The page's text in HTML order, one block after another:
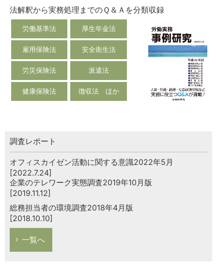
法解釈から実務処理までのＱ＆Ａを分類収録
労働基準法 厚生年金法
雇用保険法 安全衛生法
労災保険法 派遣法
健康保険法 徴収法 ほか
調査レポート
オフィスカイゼン活動に関する意識2022年5月
[2022.7.24]
企業のテレワーク実態調査2019年10月版
[2019.11.12]
総務担当者の環境調査2018年4月版
[2018.10.10]
一覧へ